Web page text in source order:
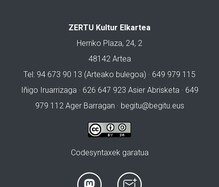
ZERTU Kultur Elkartea
Herriko Plaza, 24, 2
48142 Artea
Tel: 94 673 90 13 (Arteako bulegoa) · 649 979 115
Iñigo Iruarrizaga · 626 647 923 Asier Abrisketa · 649
979 112 Ager Barragan · begitu@begitu.eus
Codesyntaxek garatua